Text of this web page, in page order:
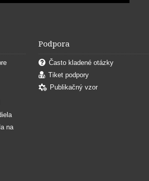
na
Podpora
Často kladené otázky
Tiket podpory
Publikačný vzor